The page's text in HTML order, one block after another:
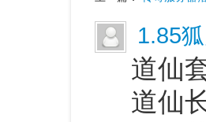
1.85
道仙
道仙